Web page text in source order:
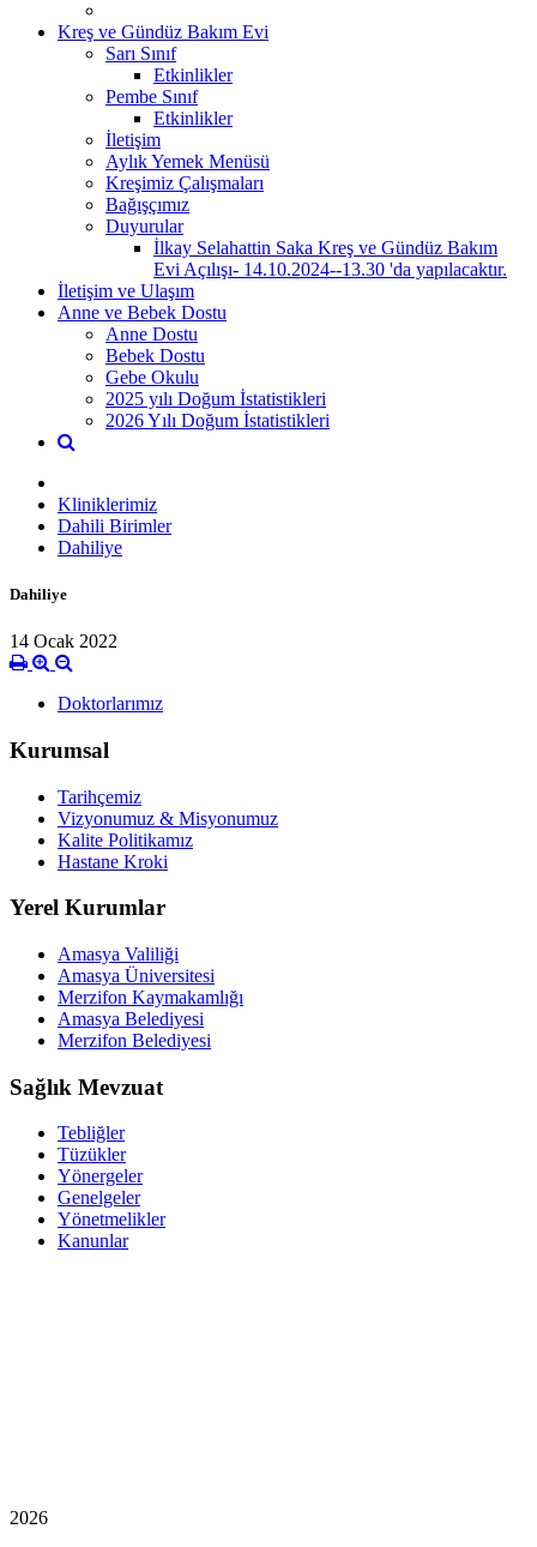
Kreş ve Gündüz Bakım Evi
Sarı Sınıf
Etkinlikler
Pembe Sınıf
Etkinlikler
İletişim
Aylık Yemek Menüsü
Kreşimiz Çalışmaları
Bağışçımız
Duyurular
İlkay Selahattin Saka Kreş ve Gündüz Bakım
Evi Açılışı- 14.10.2024--13.30 'da yapılacaktır.
İletişim ve Ulaşım
Anne ve Bebek Dostu
Anne Dostu
Bebek Dostu
Gebe Okulu
2025 yılı Doğum İstatistikleri
2026 Yılı Doğum İstatistikleri
Kliniklerimiz
Dahili Birimler
Dahiliye
Dahiliye
14 Ocak 2022
Doktorlarımız
Kurumsal
Tarihçemiz
Vizyonumuz & Misyonumuz
Kalite Politikamız
Hastane Kroki
Yerel Kurumlar
Amasya Valiliği
Amasya Üniversitesi
Merzifon Kaymakamlığı
Amasya Belediyesi
Merzifon Belediyesi
Sağlık Mevzuat
Tebliğler
Tüzükler
Yönergeler
Genelgeler
Yönetmelikler
Kanunlar
2026